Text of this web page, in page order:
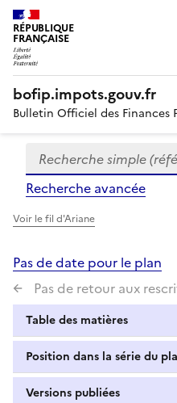
RÉPUBLIQUE
FRANÇAISE
bofip.impots.gouv.fr
Bulletin Officiel des Finances
Formulaire
de
recherche
Recherche simple
Recherche avancée
Voir le fil d'Ariane
Pas de date pour le plan
Pas de retour aux
Table des matières
Position dans la série du
Versions publiées